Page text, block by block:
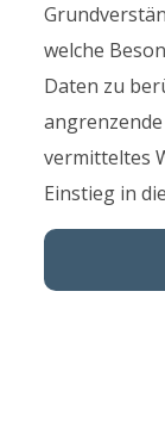
welche
Daten zu
vermitteltes
Einstieg in